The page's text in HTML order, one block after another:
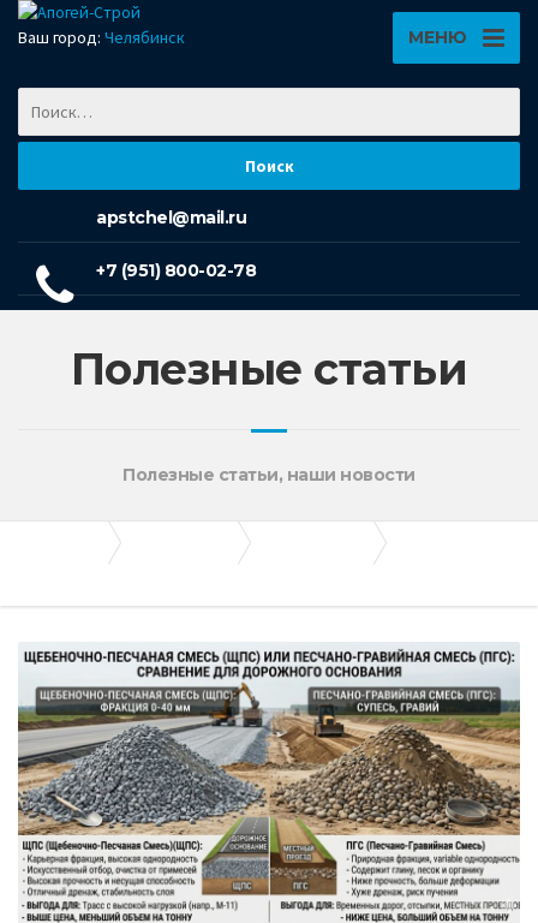
Ваш город: Челябинск МЕНЮ
apstchel@mail.ru
+7 (951) 800-02-78
Полезные статьи
Полезные статьи, наши новости